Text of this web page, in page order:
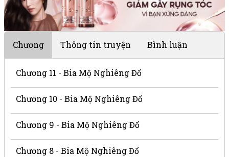
Chương Thông tin truyện Bình luận
Chương 11 - Bia Mộ Nghiêng Đổ
Chương 10 - Bia Mộ Nghiêng Đổ
Chương 9 - Bia Mộ Nghiêng Đổ
Chương 8 - Bia Mộ Nghiêng Đổ